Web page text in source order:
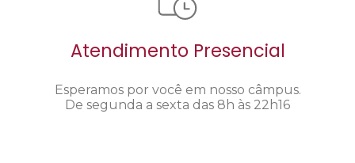
Atendimento Presencial
Esperamos por você em nosso câmpus.
De segunda a sexta das 8h às 22h16